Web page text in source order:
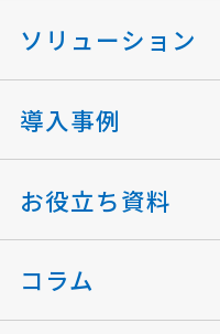
ソリューション
導入事例
お役立ち資料
コラム